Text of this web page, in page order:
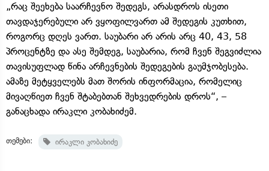
„რაც შეეხება საარჩევნო შედეგს, არასდროს ისეთი
თავდაჯერებული არ ვყოფილვართ ამ შედეგის კუთხით,
როგორც დღეს ვართ. საუბარი არ არის არც 40, 43, 58
პროცენტზე და ასე შემდეგ, საუბარია, რომ ჩვენ შეგვიძლია
თავისუფლად წინა არჩევნების შედეგების გაუმჯობესება.
ამაზე მეტყველებს მათ შორის ინფორმაცია, რომელიც
მივაღწიეთ ჩვენ შტაბებთან შეხვედრების დროს“, –
განაცხადა ირაკლი კობახიძემ.
თემები: ირაკლი კობახიძე